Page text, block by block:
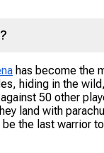
has become the
hiding in the
50 other
land with
the last warrior